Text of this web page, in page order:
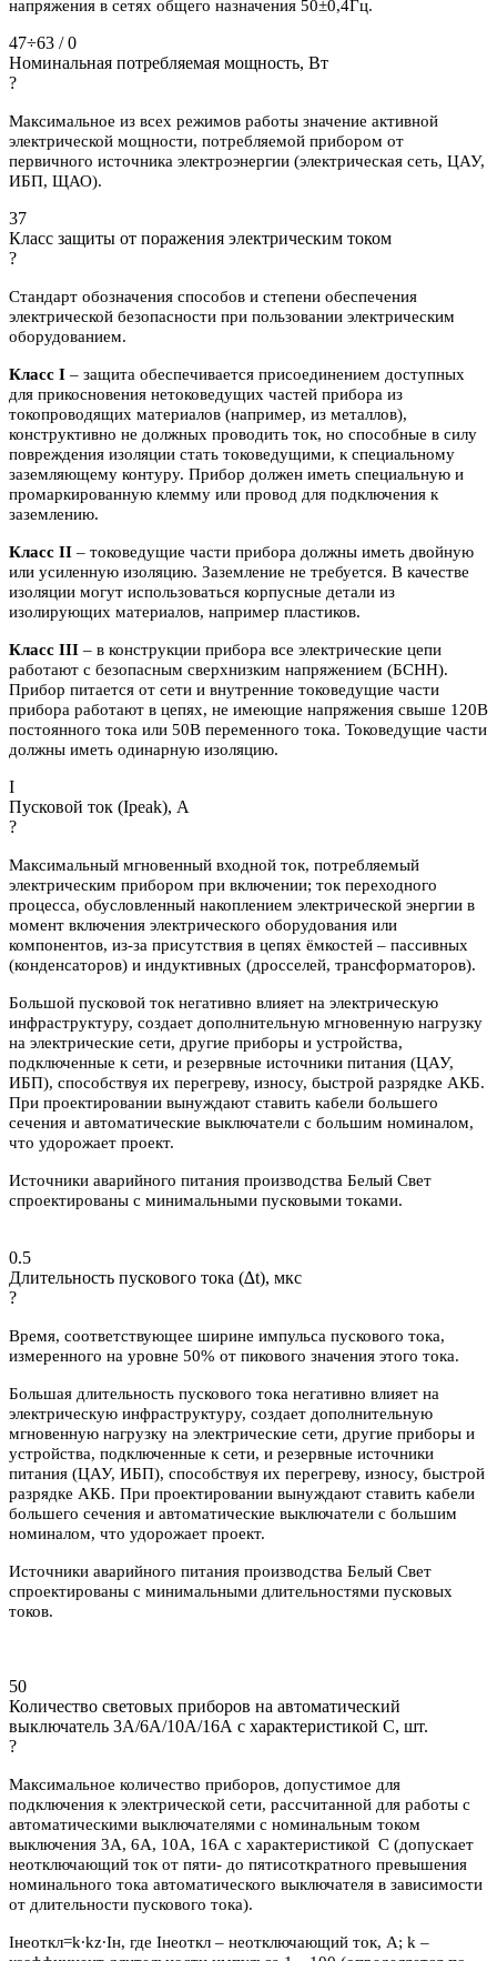
напряжения в сетях общего назначения 50±0,4Гц.
47÷63 / 0
Номинальная потребляемая мощность, Вт
?
Максимальное из всех режимов работы значение активной
электрической мощности, потребляемой прибором от
первичного источника электроэнергии (электрическая сеть, ЦАУ,
ИБП, ЩАО).
37
Класс защиты от поражения электрическим током
?
Стандарт обозначения способов и степени обеспечения
электрической безопасности при пользовании электрическим
оборудованием.
Класс I – защита обеспечивается присоединением доступных
для прикосновения нетоковедущих частей прибора из
токопроводящих материалов (например, из металлов),
конструктивно не должных проводить ток, но способные в силу
повреждения изоляции стать токоведущими, к специальному
заземляющему контуру. Прибор должен иметь специальную и
промаркированную клемму или провод для подключения к
заземлению.
Класс II – токоведущие части прибора должны иметь двойную
или усиленную изоляцию. Заземление не требуется. В качестве
изоляции могут использоваться корпусные детали из
изолирующих материалов, например пластиков.
Класс III – в конструкции прибора все электрические цепи
работают с безопасным сверхнизким напряжением (БСНН).
Прибор питается от сети и внутренние токоведущие части
прибора работают в цепях, не имеющие напряжения свыше 120В
постоянного тока или 50В переменного тока. Токоведущие части
должны иметь одинарную изоляцию.
I
Пусковой ток (Ipeak), A
?
Максимальный мгновенный входной ток, потребляемый
электрическим прибором при включении; ток переходного
процесса, обусловленный накоплением электрической энергии в
момент включения электрического оборудования или
компонентов, из-за присутствия в цепях ёмкостей – пассивных
(конденсаторов) и индуктивных (дросселей, трансформаторов).
Большой пусковой ток негативно влияет на электрическую
инфраструктуру, создает дополнительную мгновенную нагрузку
на электрические сети, другие приборы и устройства,
подключенные к сети, и резервные источники питания (ЦАУ,
ИБП), способствуя их перегреву, износу, быстрой разрядке АКБ.
При проектировании вынуждают ставить кабели большего
сечения и автоматические выключатели с большим номиналом,
что удорожает проект.
Источники аварийного питания производства Белый Свет
спроектированы с минимальными пусковыми токами.
0.5
Длительность пускового тока (∆t), мкс
?
Время, соответствующее ширине импульса пускового тока,
измеренного на уровне 50% от пикового значения этого тока.
Большая длительность пускового тока негативно влияет на
электрическую инфраструктуру, создает дополнительную
мгновенную нагрузку на электрические сети, другие приборы и
устройства, подключенные к сети, и резервные источники
питания (ЦАУ, ИБП), способствуя их перегреву, износу, быстрой
разрядке АКБ. При проектировании вынуждают ставить кабели
большего сечения и автоматические выключатели с большим
номиналом, что удорожает проект.
Источники аварийного питания производства Белый Свет
спроектированы с минимальными длительностями пусковых
токов.
50
Количество световых приборов на автоматический
выключатель 3А/6А/10А/16А с характеристикой C, шт.
?
Максимальное количество приборов, допустимое для
подключения к электрической сети, рассчитанной для работы с
автоматическими выключателями с номинальным током
выключения 3А, 6А, 10А, 16А с характеристикой С (допускает
неотключающий ток от пяти- до пятисоткратного превышения
номинального тока автоматического выключателя в зависимости
от длительности пускового тока).
Iнеоткл=k∙kz∙Iн, где Iнеоткл – неотключающий ток, А; k –